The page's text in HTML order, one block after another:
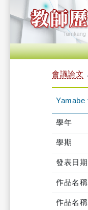
會議論文
Yamabe
學年
學期
發表日期
作品名稱
作品名稱